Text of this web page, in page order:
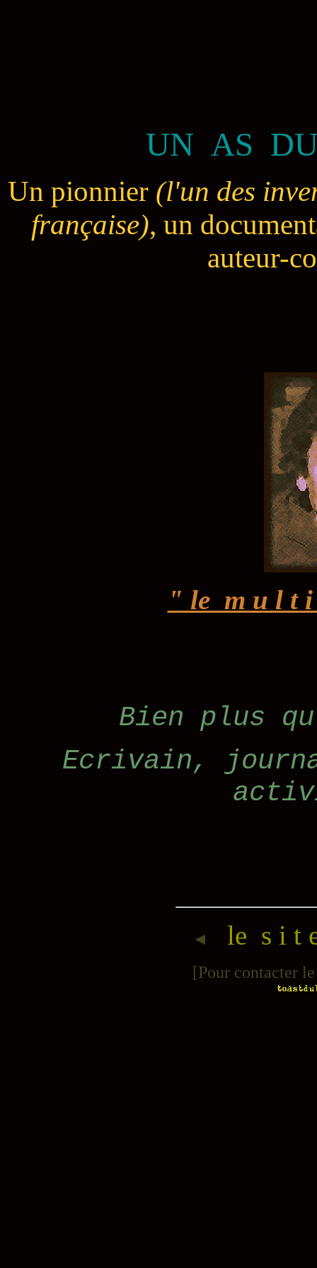
UN AS
Un pionnier (l'un des
française), un
auteur-
" le m u l t i
Bien plus
Ecrivain,
◄ le s i t
[Pour contacter